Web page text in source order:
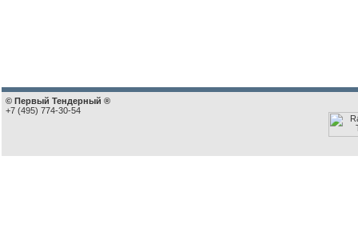
© Первый Тендерный ®
+7 (495) 774-30-54